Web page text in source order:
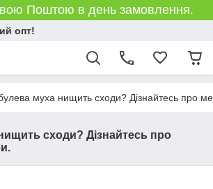
Поштою в день замовлення.
опт!
муха нищить сходи? Дізнайтесь про
сходи? Дізнайтесь про